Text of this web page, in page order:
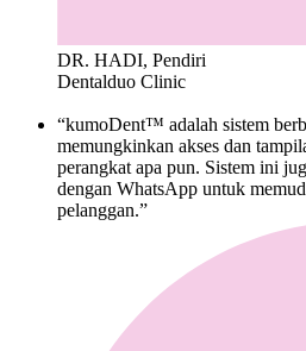
DR. HADI, Pendiri
Dentalduo Clinic
“kumoDent™ adalah sistem
memungkinkan akses dan
perangkat apa pun. Sistem ini
dengan WhatsApp untuk
pelanggan.”